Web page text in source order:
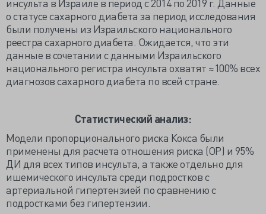
о статусе сахарного диабета за период исследования
были получены из Израильского национального
реестра сахарного диабета. Ожидается, что эти
данные в сочетании с данными Израильского
национального регистра инсульта охватят ≈100% всех
диагнозов сахарного диабета по всей стране.
Статистический анализ:
Модели пропорционального риска Кокса были
применены для расчета отношения риска (ОР) и 95%
ДИ для всех типов инсульта, а также отдельно для
ишемического инсульта среди подростков с
артериальной гипертензией по сравнению с
подростками без гипертензии.